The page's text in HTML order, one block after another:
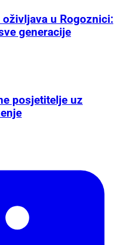
u Rogoznici:
generacije
posjetitelje uz